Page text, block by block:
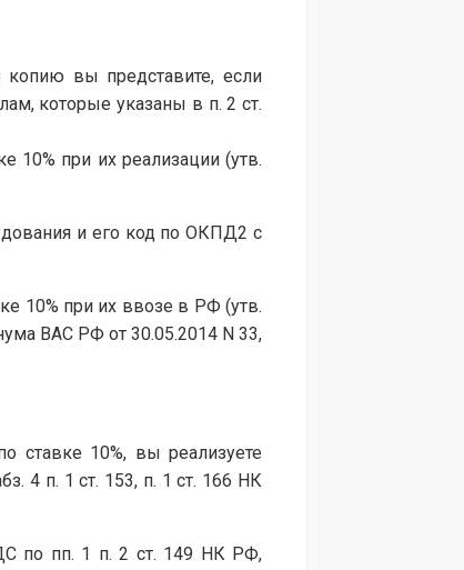
копию вы представите, если
которые указаны в п. 2 ст.
10% при их реализации (утв.
и его код по ОКПД2 с
10% при их ввозе в РФ (утв.
ВАС РФ от 30.05.2014 N 33,
ставке 10%, вы реализуете
4 п. 1 ст. 153, п. 1 ст. 166 НК
по пп. 1 п. 2 ст. 149 НК РФ,